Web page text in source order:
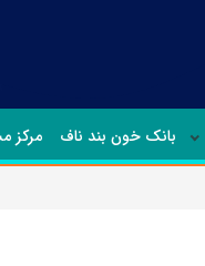
بانک خون بند ناف مرکز